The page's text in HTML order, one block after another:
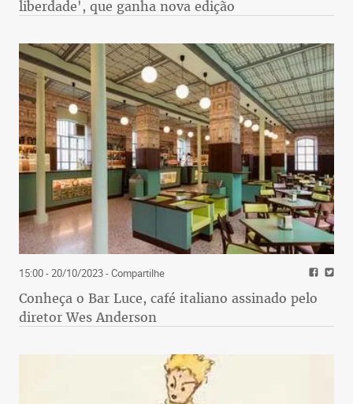
liberdade', que ganha nova edição
15:00 - 20/10/2023- Compartilhe
Conheça o Bar Luce, café italiano assinado pelo
diretor Wes Anderson